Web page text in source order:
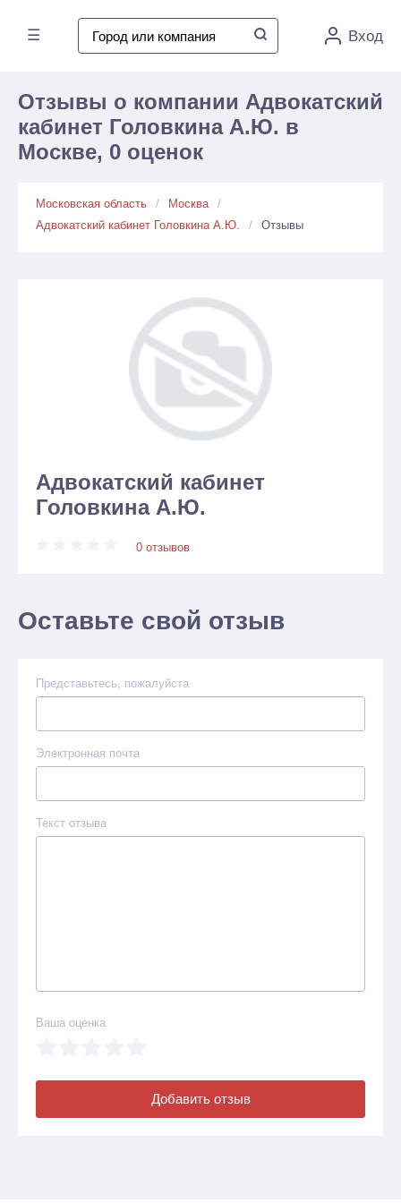
☰ Вход
Отзывы о компании Адвокатский
кабинет Головкина А.Ю. в
Москве, 0 оценок
Московская область
Москва
Адвокатский кабинет Головкина А.Ю.
Отзывы
Адвокатский кабинет
Головкина А.Ю.
0 отзывов
Оставьте свой отзыв
Представьтесь, пожалуйста
Электронная почта
Текст отзыва
Ваша оценка
Добавить отзыв